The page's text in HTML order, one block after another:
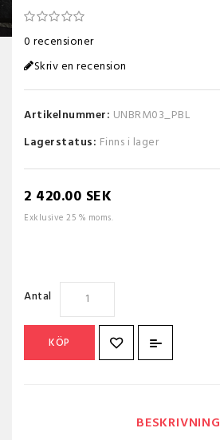
0 recensioner
Skriv en recension
Artikelnummer: UNBRM03_PBL
Lagerstatus: Finns i lager
2 420.00 SEK
Exklusive 25 % moms.
Antal
KÖP
BESKRIVNING